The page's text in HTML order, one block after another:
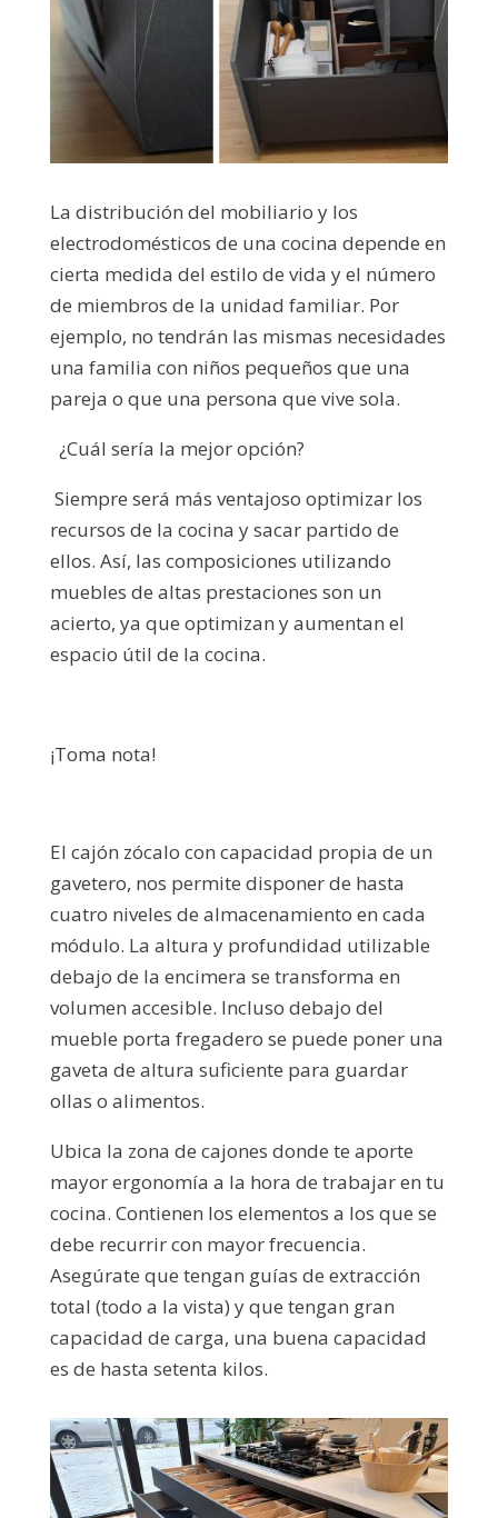
La distribución del mobiliario y los
electrodomésticos de una cocina depende en
cierta medida del estilo de vida y el número
de miembros de la unidad familiar. Por
ejemplo, no tendrán las mismas necesidades
una familia con niños pequeños que una
pareja o que una persona que vive sola.
¿Cuál sería la mejor opción?
Siempre será más ventajoso optimizar los
recursos de la cocina y sacar partido de
ellos. Así, las composiciones utilizando
muebles de altas prestaciones son un
acierto, ya que optimizan y aumentan el
espacio útil de la cocina.
¡Toma nota!
El cajón zócalo con capacidad propia de un
gavetero, nos permite disponer de hasta
cuatro niveles de almacenamiento en cada
módulo. La altura y profundidad utilizable
debajo de la encimera se transforma en
volumen accesible. Incluso debajo del
mueble porta fregadero se puede poner una
gaveta de altura suficiente para guardar
ollas o alimentos.
Ubica la zona de cajones donde te aporte
mayor ergonomía a la hora de trabajar en tu
cocina. Contienen los elementos a los que se
debe recurrir con mayor frecuencia.
Asegúrate que tengan guías de extracción
total (todo a la vista) y que tengan gran
capacidad de carga, una buena capacidad
es de hasta setenta kilos.